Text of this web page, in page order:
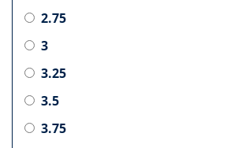
2.75
3
3.25
3.5
3.75